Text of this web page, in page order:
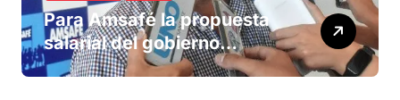
Para Amsafé la propuesta
salarial del gobierno
«queda corta» y el viernes